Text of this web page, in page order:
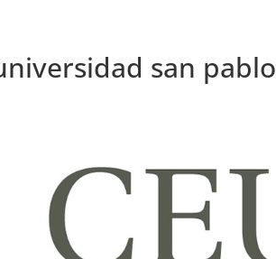
san pablo